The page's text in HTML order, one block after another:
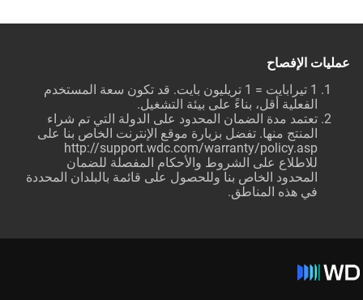
عمليات الإفصاح
1 تيرابايت = 1 تريليون بايت. قد تكون سعة المستخدم
الفعلية أقل، بناءً على بيئة التشغيل.
تعتمد مدة الضمان المحدود على الدولة التي تم شراء
المنتج منها. تفضل بزيارة موقع الإنترنت الخاص بنا على
http://support.wdc.com/warranty/policy.asp
للاطلاع على الشروط والأحكام المفصلة للضمان
المحدود الخاص بنا وللحصول على قائمة بالبلدان المحددة
في هذه المناطق.